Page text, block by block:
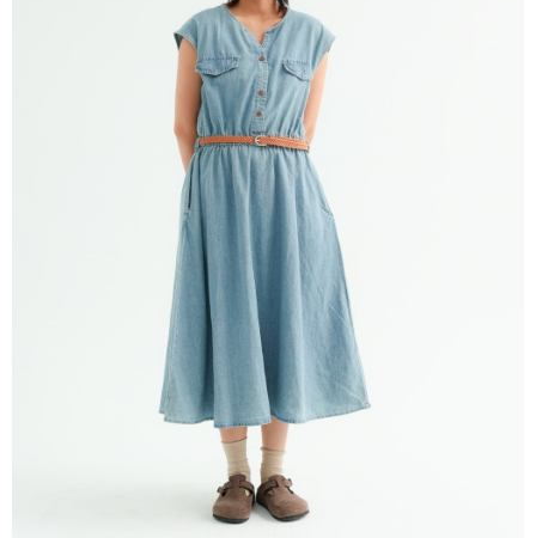
結帳頁面，進行簡訊認證並確認金額後，即可完成結帳。
２．訂單成立數日內，您將收到繳費通知簡訊。
３．收到繳費通知簡訊後14天內，點擊此簡訊中的連結，可透過四大超商／
ATM／網路銀行／等多元方式進行付款，方視為交易完成。
※ 請注意：結帳手續完成當下不需立刻繳費，但若您需要取消訂單，請聯絡
購買商品的店家。未經商家同意取消之訂單仍視為有效，需透過AFTEE先享
※ 交易是否成功請以「AFTEE先享後付 」之結帳頁面顯示為準，若有關於
是否繳費成功／繳費後需取消欲退款等相關疑問，請聯繫「AFTEE先享後付
https://netprotections.freshdesk.com/support/home
１．透過由恩沛科技股份有限公司提供之「AFTEE先享後付」服務完成之交
易，需依本服務之必要範圍內提供個人資料，並將交易相關給付款項請求債
權轉讓予恩沛科技股份有限公司。
２．關於個人資料處理事宜，請瀏覽以下網址：
https://aftee.tw/terms/#terms3
３．未成年的使用者請事先徵得法定代理人或監護人之同意方可使用
「AFTEE先享後付」，若未經同意申辦者引起之損失，本公司不負相關責
４．使用「AFTEE先享後付」時，將依據個別帳號之用戶狀況，依本公司即
時審查核予不同之上限額度；若仍有額度不足之情形，本公司將視審查結果
５．嚴禁一人註冊多個帳號或使用他人資訊註冊。若發現惡意使用之情形，
恩沛科技股份有限公司將有權停止該用戶之使用額度並採取法律行動。
每筆NT$80，滿NT$1,200(含以上)免運費
每筆NT$80，滿NT$1,200(含以上)免運費